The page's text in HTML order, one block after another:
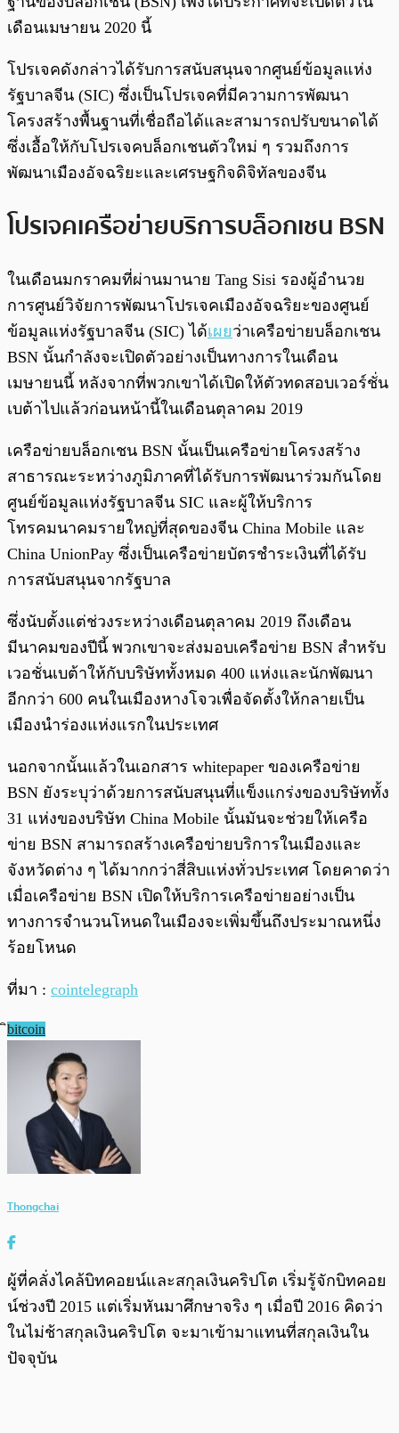
เดือนเมษายน 2020 นี้
โปรเจคดังกล่าวได้รับการสนับสนุนจากศูนย์ข้อมูลแห่ง
รัฐบาลจีน (SIC) ซึ่งเป็นโปรเจคที่มีความการพัฒนา
โครงสร้างพื้นฐานที่เชื่อถือได้และสามารถปรับขนาดได้
ซึ่งเอื้อให้กับโปรเจคบล็อกเชนตัวใหม่ ๆ รวมถึงการ
พัฒนาเมืองอัจฉริยะและเศรษฐกิจดิจิทัลของจีน
โปรเจคเครือข่ายบริการบล็อกเชน BSN
ในเดือนมกราคมที่ผ่านมานาย Tang Sisi รองผู้อำนวย
การศูนย์วิจัยการพัฒนาโปรเจคเมืองอัจฉริยะของศูนย์
ข้อมูลแห่งรัฐบาลจีน (SIC) ได้เผยว่าเครือข่ายบล็อกเชน
BSN นั้นกำลังจะเปิดตัวอย่างเป็นทางการในเดือน
เมษายนนี้ หลังจากที่พวกเขาได้เปิดให้ตัวทดสอบเวอร์ชั่น
เบต้าไปแล้วก่อนหน้านี้ในเดือนตุลาคม 2019
เครือข่ายบล็อกเชน BSN นั้นเป็นเครือข่ายโครงสร้าง
สาธารณะระหว่างภูมิภาคที่ได้รับการพัฒนาร่วมกันโดย
ศูนย์ข้อมูลแห่งรัฐบาลจีน SIC และผู้ให้บริการ
โทรคมนาคมรายใหญ่ที่สุดของจีน China Mobile และ
China UnionPay ซึ่งเป็นเครือข่ายบัตรชำระเงินที่ได้รับ
การสนับสนุนจากรัฐบาล
ซึ่งนับตั้งแต่ช่วงระหว่างเดือนตุลาคม 2019 ถึงเดือน
มีนาคมของปีนี้ พวกเขาจะส่งมอบเครือข่าย BSN สำหรับ
เวอชั่นเบต้าให้กับบริษัททั้งหมด 400 แห่งและนักพัฒนา
อีกกว่า 600 คนในเมืองหางโจวเพื่อจัดตั้งให้กลายเป็น
เมืองนำร่องแห่งแรกในประเทศ
นอกจากนั้นแล้วในเอกสาร whitepaper ของเครือข่าย
BSN ยังระบุว่าด้วยการสนับสนุนที่แข็งแกร่งของบริษัททั้ง
31 แห่งของบริษัท China Mobile นั้นมันจะช่วยให้เครือ
ข่าย BSN สามารถสร้างเครือข่ายบริการในเมืองและ
จังหวัดต่าง ๆ ได้มากกว่าสี่สิบแห่งทั่วประเทศ โดยคาดว่า
เมื่อเครือข่าย BSN เปิดให้บริการเครือข่ายอย่างเป็น
ทางการจำนวนโหนดในเมืองจะเพิ่มขึ้นถึงประมาณหนึ่ง
ร้อยโหนด
ที่มา : cointelegraph
ิbitcoin
Thongchai
ผู้ที่คลั่งไคล้บิทคอยน์และสกุลเงินคริปโต เริ่มรู้จักบิทคอย
น์ช่วงปี 2015 แต่เริ่มหันมาศึกษาจริง ๆ เมื่อปี 2016 คิดว่า
ในไม่ช้าสกุลเงินคริปโต จะมาเข้ามาแทนที่สกุลเงินใน
ปัจจุบัน